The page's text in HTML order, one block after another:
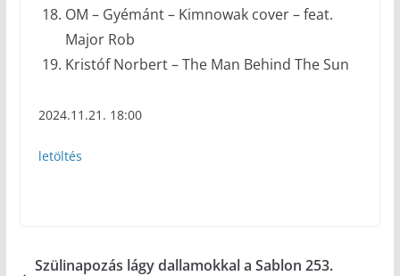
OM – Gyémánt – Kimnowak cover – feat.
Major Rob
Kristóf Norbert – The Man Behind The Sun
2024.11.21. 18:00
letöltés
Szülinapozás lágy dallamokkal a Sablon 253.